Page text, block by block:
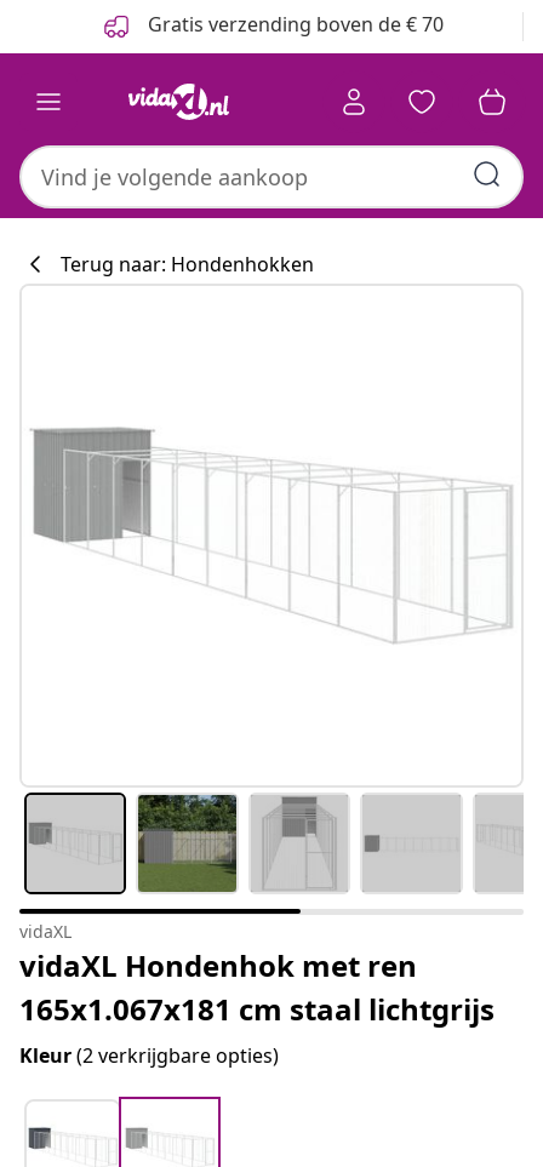
Gratis verzending boven de € 70
Terug naar: Hondenhokken
vidaXL
vidaXL Hondenhok met ren
165x1.067x181 cm staal lichtgrijs
Kleur(2 verkrijgbare opties)